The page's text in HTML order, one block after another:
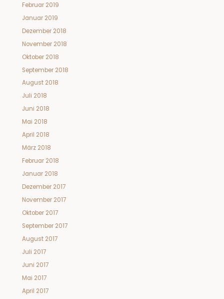
Februar 2019
Januar 2019
Dezember 2018
November 2018
Oktober 2018
September 2018
August 2018
Juli 2018
Juni 2018
Mai 2018
April 2018
März 2018
Februar 2018
Januar 2018
Dezember 2017
November 2017
Oktober 2017
September 2017
August 2017
Juli 2017
Juni 2017
Mai 2017
April 2017